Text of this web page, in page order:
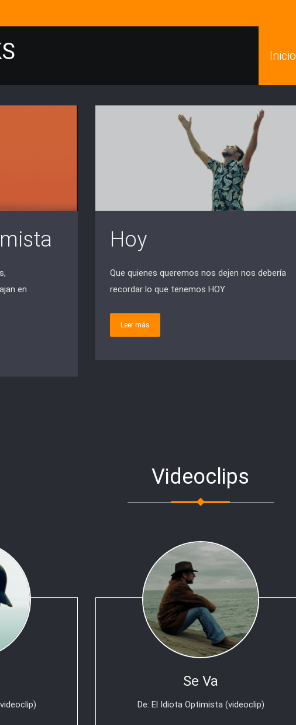
Inicio
en
Hoy
Que quienes queremos nos dejen nos debería
recordar lo que tenemos HOY
Leer más
Videoclips
Se Va
De: El Idiota Optimista (videoclip)